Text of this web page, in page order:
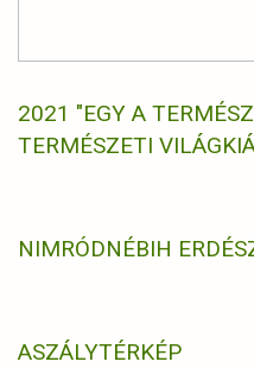
2021 "EGY A
TERMÉSZETI
NIMRÓDNÉBIH
ASZÁLYTÉRKÉP